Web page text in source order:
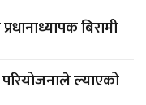
बिरामी
ल्याएको